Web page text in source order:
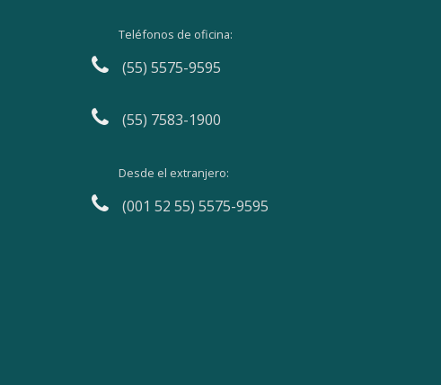
Teléfonos de oficina:
(55) 5575-9595
(55) 7583-1900
Desde el extranjero:
(001 52 55) 5575-9595